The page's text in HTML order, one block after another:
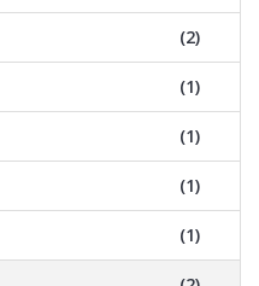
(2)
(1)
(1)
(1)
(1)